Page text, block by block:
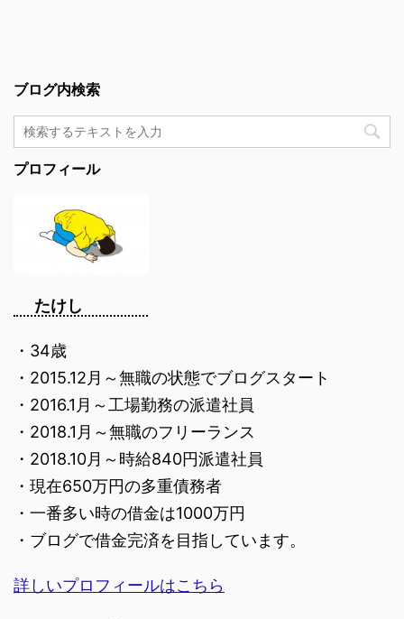
ブログ内検索
プロフィール
たけし
・34歳
・2015.12月～無職の状態でブログスタート
・2016.1月～工場勤務の派遣社員
・2018.1月～無職のフリーランス
・2018.10月～時給840円派遣社員
・現在650万円の多重債務者
・一番多い時の借金は1000万円
・ブログで借金完済を目指しています。
詳しいプロフィールはこちら